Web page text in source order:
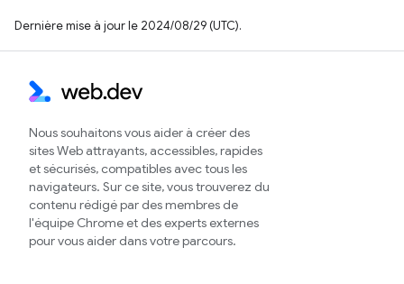
Dernière mise à jour le 2024/08/29 (UTC).
Nous souhaitons vous aider à créer des
sites Web attrayants, accessibles, rapides
et sécurisés, compatibles avec tous les
navigateurs. Sur ce site, vous trouverez du
contenu rédigé par des membres de
l'équipe Chrome et des experts externes
pour vous aider dans votre parcours.